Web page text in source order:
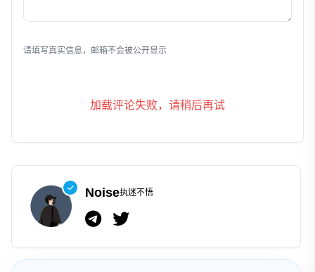
请填写真实信息，邮箱不会被公开显示
加载评论失败，请稍后再试
Noise执迷不悟